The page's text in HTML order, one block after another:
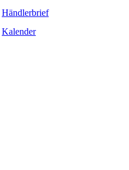
Händlerbrief
Kalender